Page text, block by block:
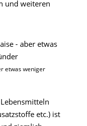
und weiteren
etwas weniger
etc.) ist